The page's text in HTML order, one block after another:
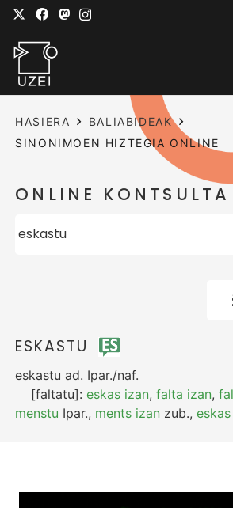
HASIERA
BALIABIDEAK
SINONIMOEN HIZTEGIA ONLINE
ONLINE KONTSULTA
ESKASTU
eskastu ad. Ipar./naf.
[faltatu]:eskas izan,falta izan,
menstu Ipar., ments izan zub.,